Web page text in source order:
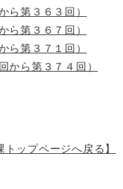
ら第３６３回）
ら第３６７回）
ら第３７１回）
から第３７４回）
トップページへ戻る】